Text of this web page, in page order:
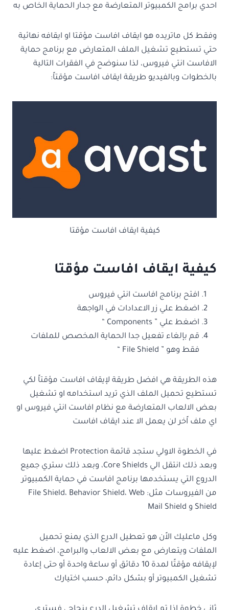
احدي برامج الكمبيوتر المتعارضة مع جدار الحماية الخاص به
وفقط كل ماتريده هو ايقاف افاست مؤقتا او ايقافه نهائية
حتي تستطيع تشغيل الملف المتعارض مع برنامج حماية
الافاست انتي فيروس، لذا سنوضح في الفقرات التالية
بالخطوات وبالفيديو طريقة ايقاف افاست مؤقتاً:
كيفية ايقاف افاست مؤقتا
كيفية ايقاف افاست مؤقتا
افتح برنامج افاست انتي فيروس
اضغط علي زر الاعدادات في الواجهة
اضغط علي ” Components “
قم بإلغاء تفعيل جدا الحماية المخصص للملفات
فقط وهو ” File Shield “
هذه الطريقة هي افضل طريقة لإيقاف افاست مؤقتاً لكي
تستطيع تحميل الملف الذي تريد استخدامه او تشغيل
بعض الالعاب المتعارضة مع نظام افاست انتي فيروس او
اي ملف اًخر لن يعمل الا عند ايقاف افاست
في الخطوة الاولي ستجد قائمة Protection اضغط عليها
وبعد ذلك انتقل الي Core Shields، وبعد ذلك ستري جميع
الدروع التي يستخدمها برنامج افاست في حماية الكمبيوتر
من الفيروسات مثل: File Shield، Behavior Shield، Web
Shield و Mail Shield
وكل ماعليك الاًن هو تعطيل الدرع الذي يمنع تحميل
الملفات ويتعارض مع بعض الالعاب والبرامج، اضغط عليه
لإيقافه مؤقتًا لمدة 10 دقائق أو ساعة واحدة أو حتى إعادة
تشغيل الكمبيوتر أو بشكل دائم، حسب اختيارك